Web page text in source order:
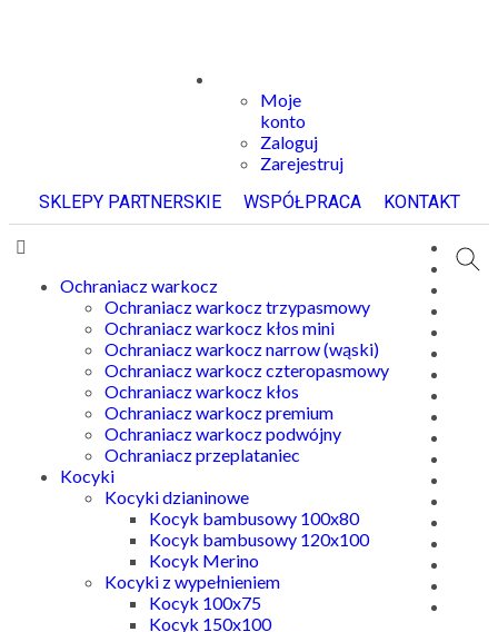
Moje
konto
Zaloguj
Zarejestruj
SKLEPY PARTNERSKIE
WSPÓŁPRACA KONTAKT
Ochraniacz warkocz
Ochraniacz warkocz trzypasmowy
Ochraniacz warkocz kłos mini
Ochraniacz warkocz narrow (wąski)
Ochraniacz warkocz czteropasmowy
Ochraniacz warkocz kłos
Ochraniacz warkocz premium
Ochraniacz warkocz podwójny
Ochraniacz przeplataniec
Kocyki
Kocyki dzianinowe
Kocyk bambusowy 100x80
Kocyk bambusowy 120x100
Kocyk Merino
Kocyki z wypełnieniem
Kocyk 100x75
Kocyk 150x100